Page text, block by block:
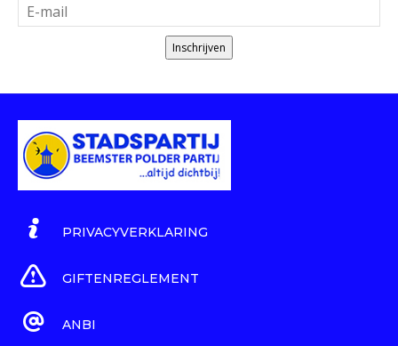
Inschrijven
PRIVACYVERKLARING
GIFTENREGLEMENT
ANBI